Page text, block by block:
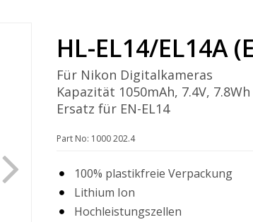
HL-EL14/EL14A
Für Nikon Digitalkameras
Kapazität 1050mAh, 7.4V, 7.8Wh
Ersatz für EN-EL14
Part No: 1000 202.4
100% plastikfreie Verpackung
Lithium Ion
Hochleistungszellen